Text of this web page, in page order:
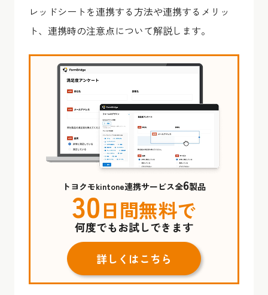
レッドシートを連携する方法や連携するメリッ
ト、連携時の注意点について解説します。
トヨクモkintone連携サービス全6製品
30日間無料で
何度でもお試しできます
詳しくはこちら